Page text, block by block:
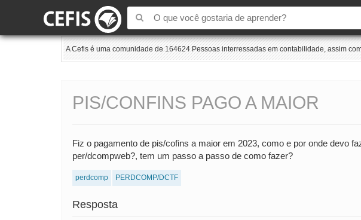
A Cefis é uma comunidade de 164624 Pessoas interressadas em contabilidade, assim
PIS/CONFINS PAGO A MAIOR
Fiz o pagamento de pis/cofins a maior em 2023, como e por onde devo
per/dcompweb?, tem um passo a passo de como fazer?
perdcomp PERDCOMP/DCTF
Resposta